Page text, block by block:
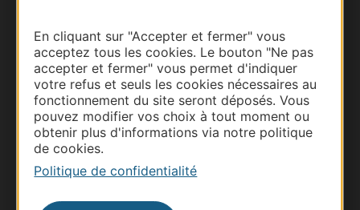
En cliquant sur "Accepter et fermer" vous
acceptez tous les cookies. Le bouton "Ne pas
accepter et fermer" vous permet d'indiquer
votre refus et seuls les cookies nécessaires au
fonctionnement du site seront déposés. Vous
pouvez modifier vos choix à tout moment ou
obtenir plus d'informations via notre politique
de cookies.
Politique de confidentialité
Thermalisme
Business/Mice
Pros d'Occitanie
Site presse et d'influence
Voyagistes
Destination Sport